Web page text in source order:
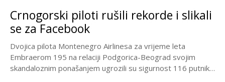
Crnogorski piloti rušili rekorde i slikali
se za Facebook
Dvojica pilota Montenegro Airlinesa za vrijeme leta
Embraerom 195 na relaciji Podgorica-Beograd svojim
skandaloznim ponašanjem ugrozili su sigurnost 116 putnika